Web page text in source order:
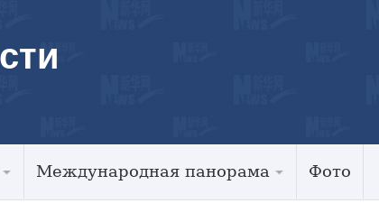
Международная панорама Фото